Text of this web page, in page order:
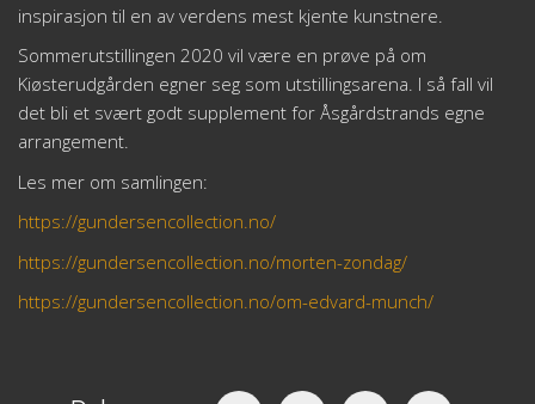
inspirasjon til en av verdens mest kjente kunstnere.
Sommerutstillingen 2020 vil være en prøve på om
Kiøsterudgården egner seg som utstillingsarena. I så fall vil
det bli et svært godt supplement for Åsgårdstrands egne
arrangement.
Les mer om samlingen:
https://gundersencollection.no/
https://gundersencollection.no/morten-zondag/
https://gundersencollection.no/om-edvard-munch/